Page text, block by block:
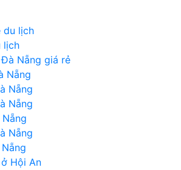
du lịch
lịch
Nẵng giá rẻ
Nẵng
Nẵng
Nẵng
Nẵng
Hội An